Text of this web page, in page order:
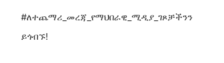
#ለተጨማሪ_መረጃ_የማህበራዊ_ሚዲያ_ገጾቻችንን
ይጎብኙ!